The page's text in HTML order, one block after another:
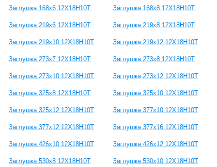
Заглушка 168х6 12Х18Н10Т Заглушка 168х8 12Х18Н10Т
Заглушка 219х6 12Х18Н10Т Заглушка 219х8 12Х18Н10Т
Заглушка 219х10 12Х18Н10Т Заглушка 219х12 12Х18Н10Т
Заглушка 273х7 12Х18Н10Т Заглушка 273х8 12Х18Н10Т
Заглушка 273х10 12Х18Н10Т Заглушка 273х12 12Х18Н10Т
Заглушка 325х8 12Х18Н10Т Заглушка 325х10 12Х18Н10Т
Заглушка 325х12 12Х18Н10Т Заглушка 377х10 12Х18Н10Т
Заглушка 377х12 12Х18Н10Т Заглушка 377х16 12Х18Н10Т
Заглушка 426х10 12Х18Н10Т Заглушка 426х12 12Х18Н10Т
Заглушка 530х8 12Х18Н10Т Заглушка 530х10 12Х18Н10Т